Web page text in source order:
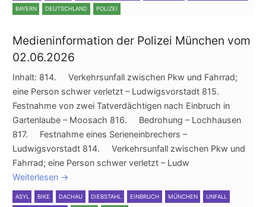
BAYERN DEUTSCHLAND POLIZEI
Medieninformation der Polizei München vom
02.06.2026
Inhalt: 814. Verkehrsunfall zwischen Pkw und Fahrrad;
eine Person schwer verletzt – Ludwigsvorstadt 815.
Festnahme von zwei Tatverdächtigen nach Einbruch in
Gartenlaube – Moosach 816. Bedrohung – Lochhausen
817. Festnahme eines Serieneinbrechers –
Ludwigsvorstadt 814. Verkehrsunfall zwischen Pkw und
Fahrrad; eine Person schwer verletzt – Ludw
Weiterlesen →
ASYL BIKE DACHAU DIEBSTAHL EINBRUCH MÜNCHEN UNFALL